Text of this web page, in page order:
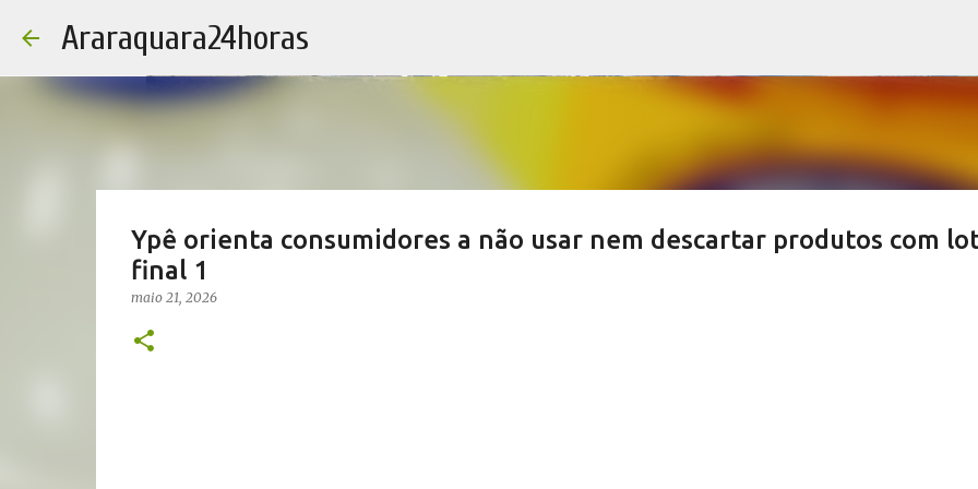
Araraquara24horas
Ypê orienta consumidores a não usar nem descartar produtos com
final 1
maio 21, 2026